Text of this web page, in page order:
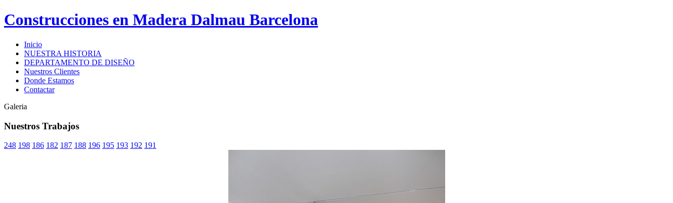
Construcciones en Madera Dalmau Barcelona
Inicio
NUESTRA HISTORIA
DEPARTAMENTO DE DISEÑO
Nuestros Clientes
Donde Estamos
Contactar
Galeria
Nuestros Trabajos
248 198 186 182 187 188 196 195 193 192 191